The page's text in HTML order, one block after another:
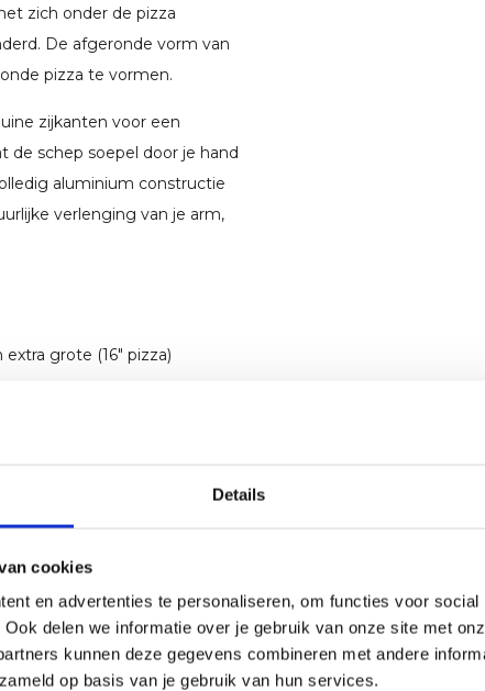
Details
cookies
en advertenties te personaliseren, om functies voor
delen we informatie over je gebruik van onze site met
kunnen deze gegevens combineren met andere
op basis van je gebruik van hun services.
zich onder de pizza
De afgeronde vorm van
pizza te vormen.
zijkanten voor een
schep soepel door je hand
aluminium constructie
verlenging van je arm,
extra grote (16" pizza)
plastic ophanglus